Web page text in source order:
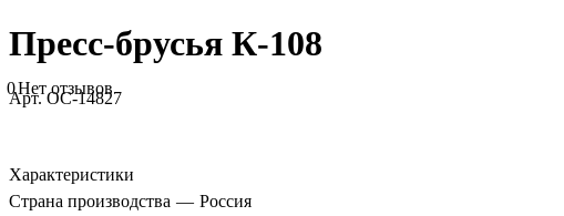
Пресс-брусья К-108
0Нет отзывов
Арт.ОС-14827
Характеристики
Страна производства — Россия